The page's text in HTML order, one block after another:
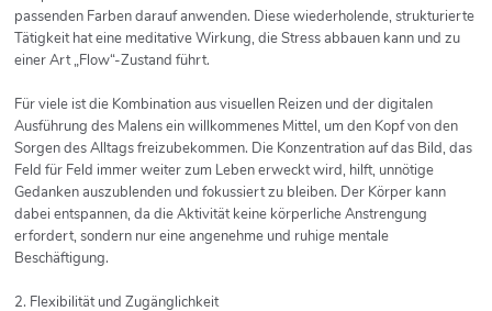
passenden Farben darauf anwenden. Diese wiederholende, strukturierte
Tätigkeit hat eine meditative Wirkung, die Stress abbauen kann und zu
einer Art „Flow“-Zustand führt.
Für viele ist die Kombination aus visuellen Reizen und der digitalen
Ausführung des Malens ein willkommenes Mittel, um den Kopf von den
Sorgen des Alltags freizubekommen. Die Konzentration auf das Bild, das
Feld für Feld immer weiter zum Leben erweckt wird, hilft, unnötige
Gedanken auszublenden und fokussiert zu bleiben. Der Körper kann
dabei entspannen, da die Aktivität keine körperliche Anstrengung
erfordert, sondern nur eine angenehme und ruhige mentale
Beschäftigung.
2. Flexibilität und Zugänglichkeit